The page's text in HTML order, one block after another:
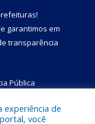
!
garantimos em
transparência
Pública
experiência de
você